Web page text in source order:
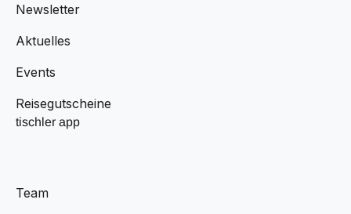
Newsletter
Aktuelles
Events
Reisegutscheine
tischler app
Team